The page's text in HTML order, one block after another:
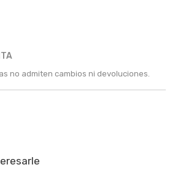
no admiten cambios ni devoluciones.